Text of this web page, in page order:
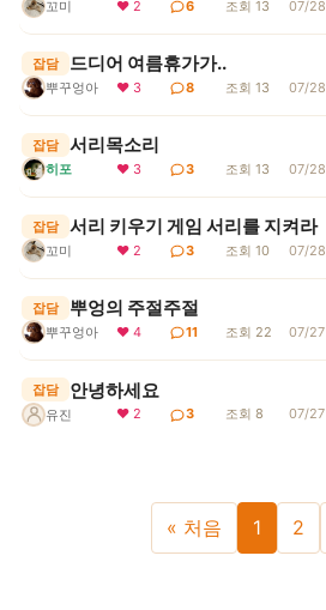
꼬미 ❤ 2 6 조회 13 07/28
잡담 드디어 여름휴가가..
뿌꾸엉아 ❤ 3 8 조회 13 07/28
잡담 서리목소리
히포 ❤ 3 3 조회 13 07/28
잡담 서리 키우기 게임 서리를 지켜라
꼬미 ❤ 2 3 조회 10 07/28
잡담 뿌엉의 주절주절
뿌꾸엉아 ❤ 4 11 조회 22 07/27
잡담 안녕하세요
유진 ❤ 2 3 조회 8 07/27
« 처음 1 2